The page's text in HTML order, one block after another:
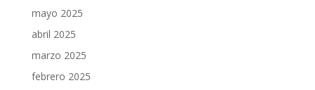
mayo 2025
abril 2025
marzo 2025
febrero 2025